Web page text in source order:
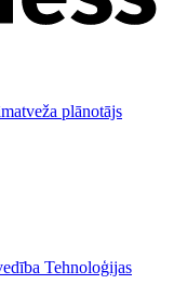
plānotājs
Tehnoloģijas